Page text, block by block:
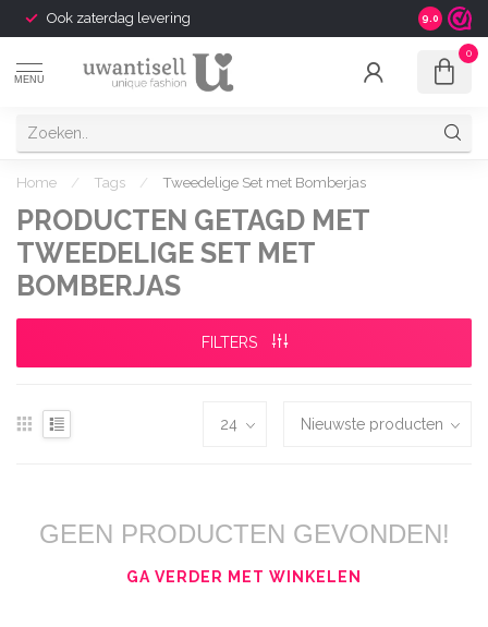
Ook zaterdag levering 9.0
MENU
0
Home / Tags / Tweedelige Set met Bomberjas
PRODUCTEN GETAGD MET
TWEEDELIGE SET MET
BOMBERJAS
FILTERS
GEEN PRODUCTEN GEVONDEN!
GA VERDER MET WINKELEN